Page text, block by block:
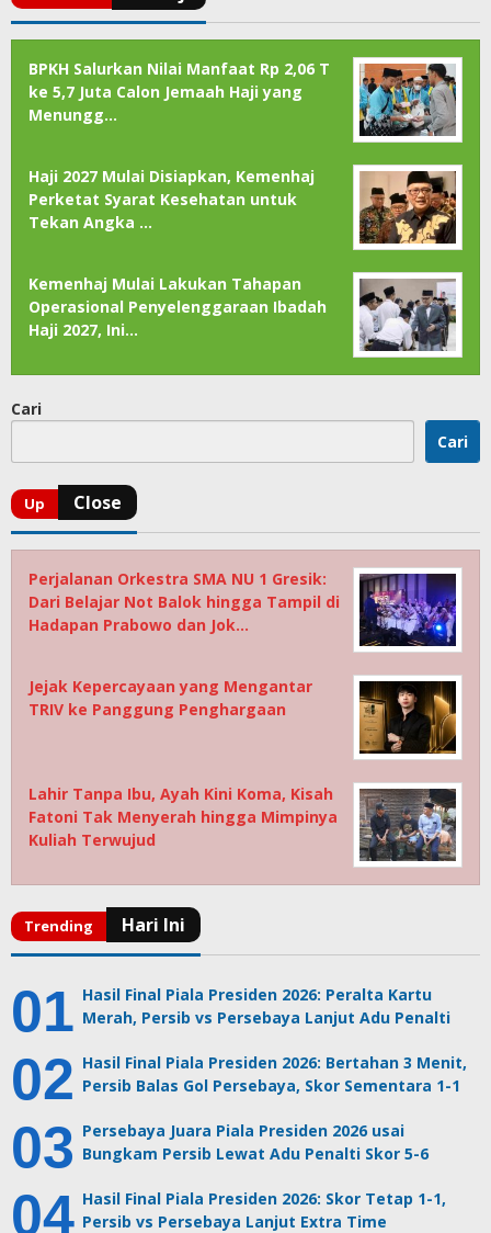
BPKH Salurkan Nilai Manfaat Rp 2,06 T
ke 5,7 Juta Calon Jemaah Haji yang
Menungg…
Haji 2027 Mulai Disiapkan, Kemenhaj
Perketat Syarat Kesehatan untuk
Tekan Angka …
Kemenhaj Mulai Lakukan Tahapan
Operasional Penyelenggaraan Ibadah
Haji 2027, Ini…
Cari
Cari
Perjalanan Orkestra SMA NU 1 Gresik:
Dari Belajar Not Balok hingga Tampil di
Hadapan Prabowo dan Jok…
Jejak Kepercayaan yang Mengantar
TRIV ke Panggung Penghargaan
Lahir Tanpa Ibu, Ayah Kini Koma, Kisah
Fatoni Tak Menyerah hingga Mimpinya
Kuliah Terwujud
Hasil Final Piala Presiden 2026: Peralta Kartu
Merah, Persib vs Persebaya Lanjut Adu Penalti
Hasil Final Piala Presiden 2026: Bertahan 3 Menit,
Persib Balas Gol Persebaya, Skor Sementara 1-1
Persebaya Juara Piala Presiden 2026 usai
Bungkam Persib Lewat Adu Penalti Skor 5-6
Hasil Final Piala Presiden 2026: Skor Tetap 1-1,
Persib vs Persebaya Lanjut Extra Time